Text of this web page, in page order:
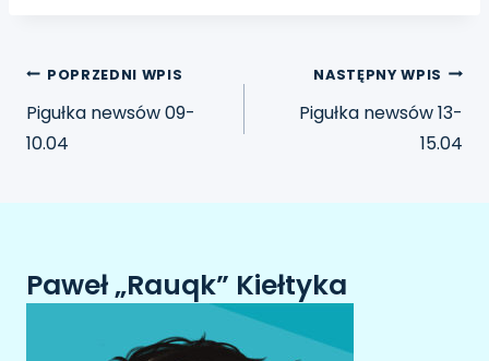
POPRZEDNI WPIS
Pigułka newsów 09-
10.04
NASTĘPNY WPIS
Pigułka newsów 13-
15.04
Paweł „Rauqk” Kiełtyka